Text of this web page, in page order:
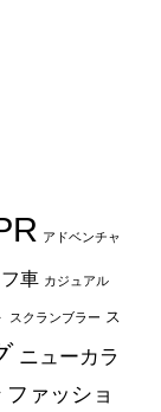
アドベンチャ
車 カジュアル
スクランブラー ス
ニューカラ
ファッショ